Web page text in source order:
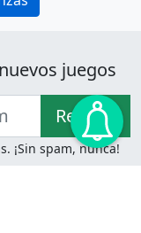
juegos
Recibir!
¡Sin spam, nunca!